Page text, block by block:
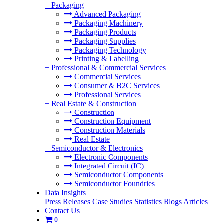
+ Packaging
Advanced Packaging
Packaging Machinery
Packaging Products
Packaging Supplies
Packaging Technology
Printing & Labelling
+ Professional & Commercial Services
Commercial Services
Consumer & B2C Services
Professional Services
+ Real Estate & Construction
Construction
Construction Equipment
Construction Materials
Real Estate
+ Semiconductor & Electronics
Electronic Components
Integrated Circuit (IC)
Semiconductor Components
Semiconductor Foundries
Data Insights
Press Releases Case Studies Statistics Blogs Articles
Contact Us
0